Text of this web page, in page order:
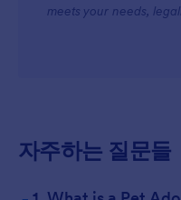
meets your needs,
자주하는 질문들